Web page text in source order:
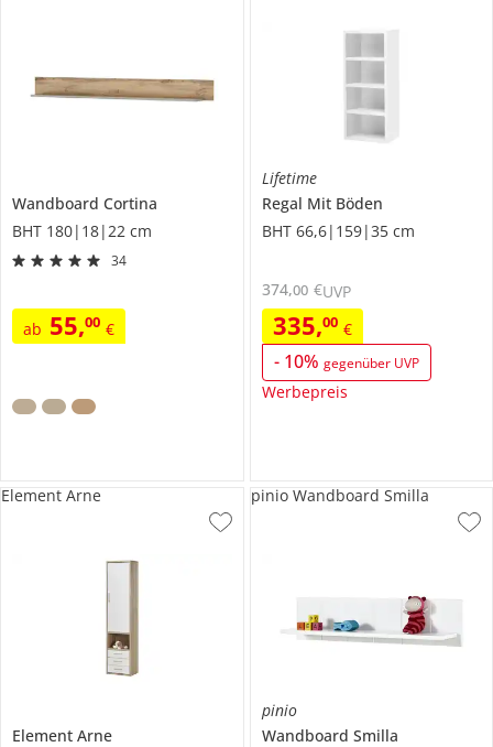
Wandboard Cortina
BHT 180|18|22 cm
34
ab 55,00 €
Lifetime
Regal Mit Böden
BHT 66,6|159|35 cm
335,00 €
- 10% gegenüber UVP
Werbepreis
374,00 €UVP
Element Arne
Element Arne
pinio
Wandboard Smilla
pinio Wandboard Smilla